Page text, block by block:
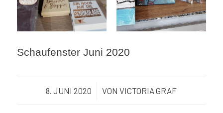
Schaufenster Juni 2020
8. JUNI 2020
/ VONVICTORIA GRAF